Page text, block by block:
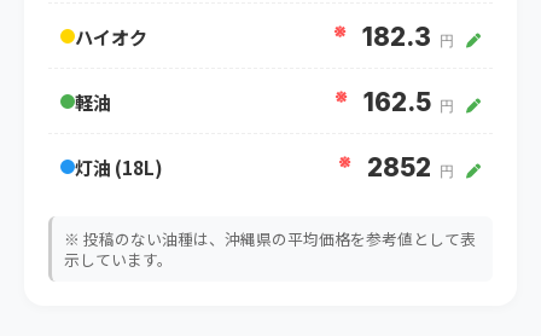
ハイオク ※ 182.3 円
軽油 ※ 162.5 円
灯油 (18L) ※ 2852 円
※ 投稿のない油種は、沖縄県の平均価格を参考値として表
示しています。